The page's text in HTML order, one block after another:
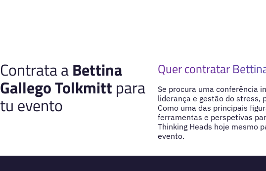
Contrata aBettina
Gallego Tolkmitt para
tu evento
Quer contratar
Se procura uma conferência
liderança e gestão do stress,
Como uma das principais
ferramentas e perspetivas
Thinking Heads hoje mesmo
evento.